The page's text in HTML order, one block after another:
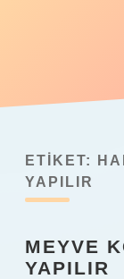
Anasayfa
Yasal Uyarı
ETIKET:
YAPILIR
MEYVE
YAPILIR